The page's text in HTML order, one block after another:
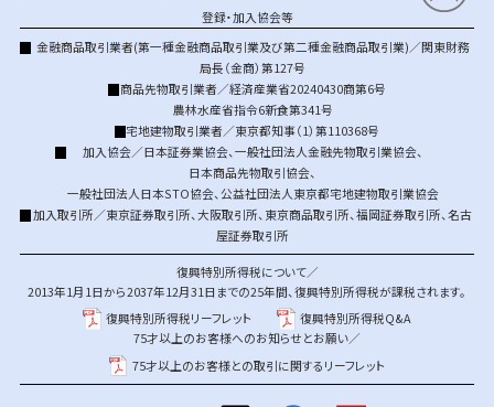
登録・加入協会等
金融商品取引業者(第一種金融商品取引業及び第二種金融商品取引業)／関東財務
局長（金商）第127号
商品先物取引業者／経済産業省20240430商第6号
農林水産省指令6新食第341号
宅地建物取引業者／東京都知事（1）第110368号
加入協会／日本証券業協会、一般社団法人金融先物取引業協会、
日本商品先物取引協会、
一般社団法人日本STO協会、公益社団法人東京都宅地建物取引業協会
加入取引所／東京証券取引所、大阪取引所、 東京商品取引所、福岡証券取引所、名古
屋証券取引所
復興特別所得税について／
2013年1月1日から2037年12月31日までの25年間、復興特別所得税が課税されます。
復興特別所得税リーフレット
復興特別所得税Q&A
75才以上のお客様へのお知らせとお願い／
75才以上のお客様との取引に関するリーフレット